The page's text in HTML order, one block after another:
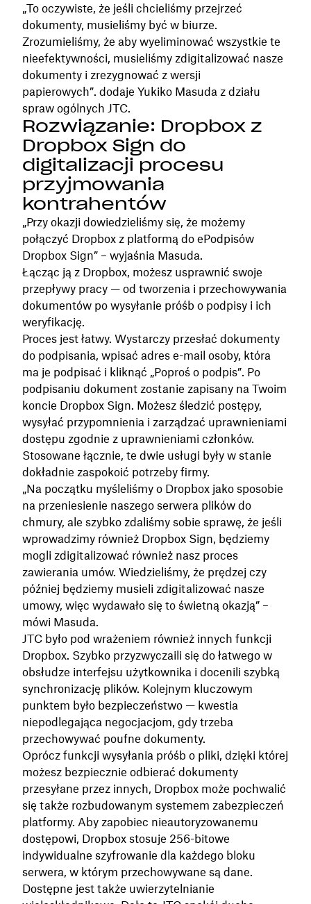
„To oczywiste, że jeśli chcieliśmy przejrzeć
dokumenty, musieliśmy być w biurze.
Zrozumieliśmy, że aby wyeliminować wszystkie te
nieefektywności, musieliśmy zdigitalizować nasze
dokumenty i zrezygnować z wersji
papierowych”. dodaje Yukiko Masuda z działu
spraw ogólnych JTC.
Rozwiązanie: Dropbox z
Dropbox Sign do
digitalizacji procesu
przyjmowania
kontrahentów
„Przy okazji dowiedzieliśmy się, że możemy
połączyć Dropbox z platformą do ePodpisów
Dropbox Sign” – wyjaśnia Masuda.
Łącząc ją z Dropbox, możesz usprawnić swoje
przepływy pracy — od tworzenia i przechowywania
dokumentów po wysyłanie próśb o podpisy i ich
weryfikację.
Proces jest łatwy. Wystarczy przesłać dokumenty
do podpisania, wpisać adres e-mail osoby, która
ma je podpisać i kliknąć „Poproś o podpis”. Po
podpisaniu dokument zostanie zapisany na Twoim
koncie Dropbox Sign. Możesz śledzić postępy,
wysyłać przypomnienia i zarządzać uprawnieniami
dostępu zgodnie z uprawnieniami członków.
Stosowane łącznie, te dwie usługi były w stanie
dokładnie zaspokoić potrzeby firmy.
„Na początku myśleliśmy o Dropbox jako sposobie
na przeniesienie naszego serwera plików do
chmury, ale szybko zdaliśmy sobie sprawę, że jeśli
wprowadzimy również Dropbox Sign, będziemy
mogli zdigitalizować również nasz proces
zawierania umów. Wiedzieliśmy, że prędzej czy
później będziemy musieli zdigitalizować nasze
umowy, więc wydawało się to świetną okazją” –
mówi Masuda.
JTC było pod wrażeniem również innych funkcji
Dropbox. Szybko przyzwyczaili się do łatwego w
obsłudze interfejsu użytkownika i docenili szybką
synchronizację plików. Kolejnym kluczowym
punktem było bezpieczeństwo — kwestia
niepodlegająca negocjacjom, gdy trzeba
przechowywać poufne dokumenty.
Oprócz funkcji wysyłania próśb o pliki, dzięki której
możesz bezpiecznie odbierać dokumenty
przesyłane przez innych, Dropbox może pochwalić
się także rozbudowanym systemem zabezpieczeń
platformy. Aby zapobiec nieautoryzowanemu
dostępowi, Dropbox stosuje 256-bitowe
indywidualne szyfrowanie dla każdego bloku
serwera, w którym przechowywane są dane.
Dostępne jest także uwierzytelnianie